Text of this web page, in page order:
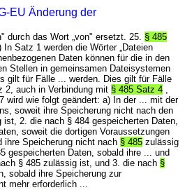
EU Änderung der
durch das Wort „von" ersetzt. 25. § 485
Satz 1 werden die Wörter „Dateien
Daten können für die in den
Stellen in gemeinsamen Dateisystemen
gilt für Fälle ... werden. Dies gilt für Fälle
2, auch in Verbindung mit § 485 Satz 4
wird wie folgt geändert: a) In der ... mit der
soweit ihre Speicherung nicht nach den
ist, 2. die nach § 484 gespeicherten Daten,
soweit die dortigen Voraussetzungen
ihre Speicherung nicht nach § 485 zulässig
gespeicherten Daten, sobald ihre ... und
§ 485 zulässig ist, und 3. die nach §
sobald ihre Speicherung zur
mehr erforderlich ...